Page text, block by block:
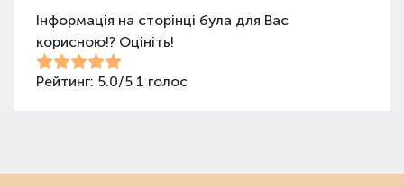
Інформація на сторінці була для Вас
корисною!? Оцініть!
Рейтинг: 5.0/5 1 голос